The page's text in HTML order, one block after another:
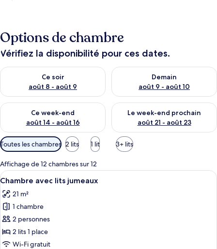
Options de chambre
Vérifiez la disponibilité pour ces dates.
Ce soir
août 8 - août 9
Vérifier la disponibilité pour ce soir août 8 - août 9
Demain
août 9 - août 10
Vérifier la disponibilité pour
Ce week-end
août 14 - août 16
Vérifier la disponibilité pour ce week-end août 14 - août 16
Le week-end prochain
août 21 - août 23
Vérifier la disponibilité pour
Filtres
disponibles
pour
les
chambres
Toutes les chambres 2 lits 1 lit 3+ lits
Affichage de 12 chambres sur 12
Afficher
toutes
les
photos
pour
ce
type
Une chambre d’hôtel avec deux lits,
5
Chambre avec lits jumeaux
21 m²
1 chambre
2 personnes
2 lits 1 place
Wi-Fi gratuit